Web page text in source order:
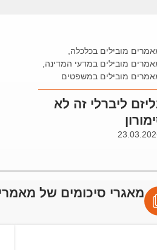
מובילים בכלכלה
מובילים במדעי המדינה
מובילים במשפטים
ליברלי זה לא
מאגרי סיכומים של